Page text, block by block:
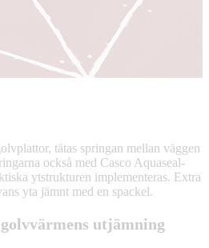
tätas springan mellan väggen
också med Casco Aquaseal-
ytstrukturen implementeras. Extra
yta jämnt med en spackel.
utjämning